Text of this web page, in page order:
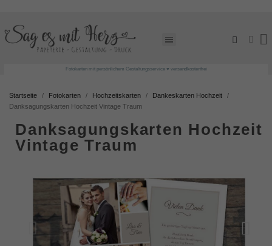
Fotokarten mit persönlichem Gestaltungsservice ♥ versandkostenfrei
Startseite Fotokarten Hochzeitskarten
Dankeskarten Hochzeit
Danksagungskarten Hochzeit Vintage Traum
Danksagungskarten Hochzeit
Vintage Traum